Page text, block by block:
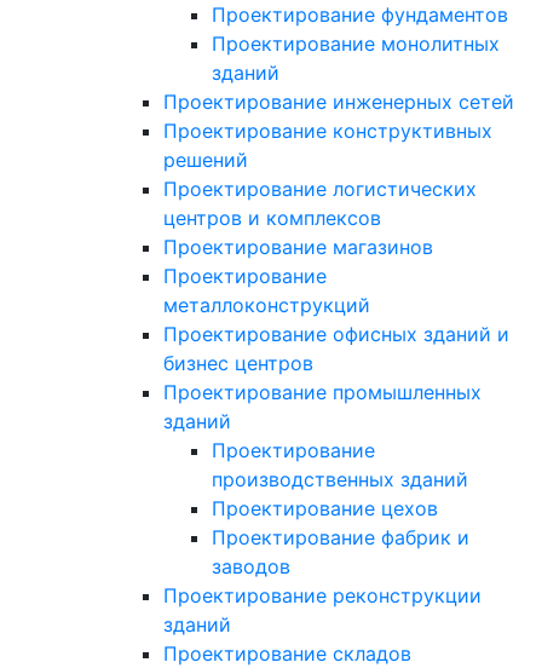
Проектирование фундаментов
Проектирование монолитных
зданий
Проектирование инженерных сетей
Проектирование конструктивных
решений
Проектирование логистических
центров и комплексов
Проектирование магазинов
Проектирование
металлоконструкций
Проектирование офисных зданий и
бизнес центров
Проектирование промышленных
зданий
Проектирование
производственных зданий
Проектирование цехов
Проектирование фабрик и
заводов
Проектирование реконструкции
зданий
Проектирование складов